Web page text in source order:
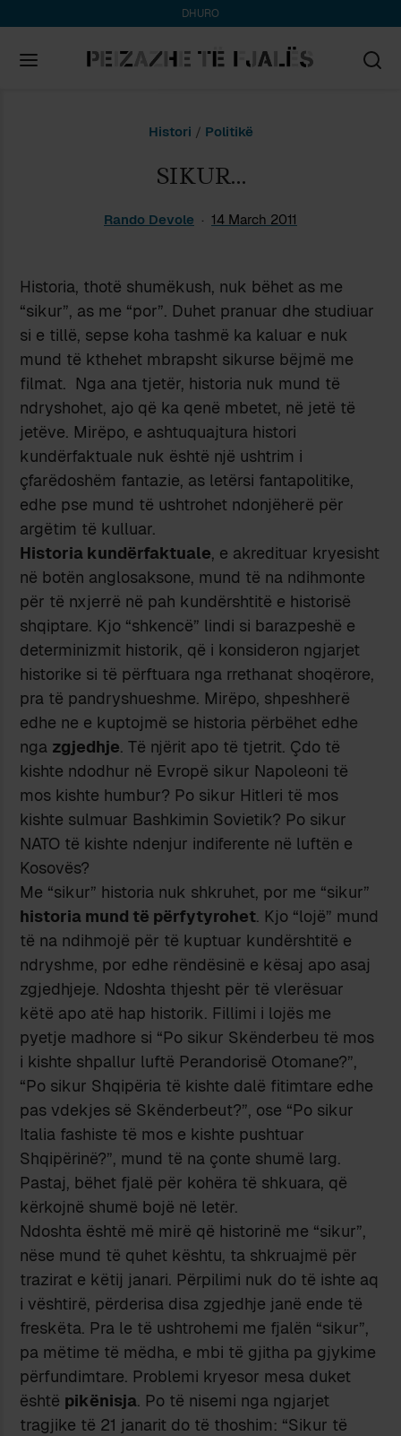
DHURO
Histori / Politikë
SIKUR…
Rando Devole 14 March 2011
Historia, thotё shumёkush, nuk bёhet as me
“sikur”, as me “por”. Duhet pranuar dhe studiuar
si e tillё, sepse koha tashmё ka kaluar e nuk
mund tё kthehet mbrapsht sikurse bёjmё me
filmat. Nga ana tjetёr, historia nuk mund tё
ndryshohet, ajo qё ka qenё mbetet, nё jetё tё
jetёve. Mirёpo, e ashtuquajtura histori
kundёrfaktuale nuk ёshtё njё ushtrim i
çfarёdoshёm fantazie, as letёrsi fantapolitike,
edhe pse mund tё ushtrohet ndonjёherё pёr
argёtim tё kulluar.
Historia kundёrfaktuale, e akredituar kryesisht
nё botёn anglosaksone, mund tё na ndihmonte
pёr tё nxjerrё nё pah kundёrshtitё e historisё
shqiptare. Kjo “shkencё” lindi si barazpeshё e
determinizmit historik, qё i konsideron ngjarjet
historike si tё pёrftuara nga rrethanat shoqёrore,
pra tё pandryshueshme. Mirёpo, shpeshherё
edhe ne e kuptojmё se historia pёrbёhet edhe
nga zgjedhje. Tё njёrit apo tё tjetrit. Çdo tё
kishte ndodhur nё Evropё sikur Napoleoni tё
mos kishte humbur? Po sikur Hitleri tё mos
kishte sulmuar Bashkimin Sovietik? Po sikur
NATO tё kishte ndenjur indiferente nё luftёn e
Kosovёs?
Me “sikur” historia nuk shkruhet, por me “sikur”
historia mund tё pёrfytyrohet. Kjo “lojё” mund
tё na ndihmojё pёr tё kuptuar kundёrshtitё e
ndryshme, por edhe rёndёsinё e kёsaj apo asaj
zgjedhjeje. Ndoshta thjesht pёr tё vlerёsuar
kёtё apo atё hap historik. Fillimi i lojёs me
pyetje madhore si “Po sikur Skёnderbeu tё mos
i kishte shpallur luftё Perandorisё Otomane?”,
“Po sikur Shqipёria tё kishte dalё fitimtare edhe
pas vdekjes sё Skёnderbeut?”, ose “Po sikur
Italia fashiste tё mos e kishte pushtuar
Shqipёrinё?”, mund tё na çonte shumё larg.
Pastaj, bёhet fjalё pёr kohёra tё shkuara, qё
kёrkojnё shumё bojё nё letёr.
Ndoshta ёshtё mё mirё qё historinё me “sikur”,
nёse mund tё quhet kёshtu, ta shkruajmё pёr
trazirat e kёtij janari. Pёrpilimi nuk do tё ishte aq
i vёshtirё, pёrderisa disa zgjedhje janё ende tё
freskёta. Pra le tё ushtrohemi me fjalёn “sikur”,
pa mёtime tё mёdha, e mbi tё gjitha pa gjykime
pёrfundimtare. Problemi kryesor mesa duket
ёshtё pikёnisja. Po tё nisemi nga ngjarjet
tragjike tё 21 janarit do tё thoshim: “Sikur tё